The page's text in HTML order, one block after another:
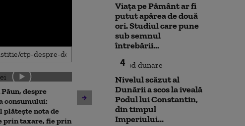
despre
consumului:
plătește nota de
prin taxare, fie prin
Antrenament cu miză:
pușcașii marini români au
testat vehiculele de asalt
amfibiu AAV-7 alături de
10 luni de la
Viața pe Pământ ar fi
putut apărea de două
ori. Studiul care pune
sub semnul
întrebării...
4
Nivelul scăzut al
Dunării a scos la iveală
Podul lui Constantin,
din timpul
Imperiului...